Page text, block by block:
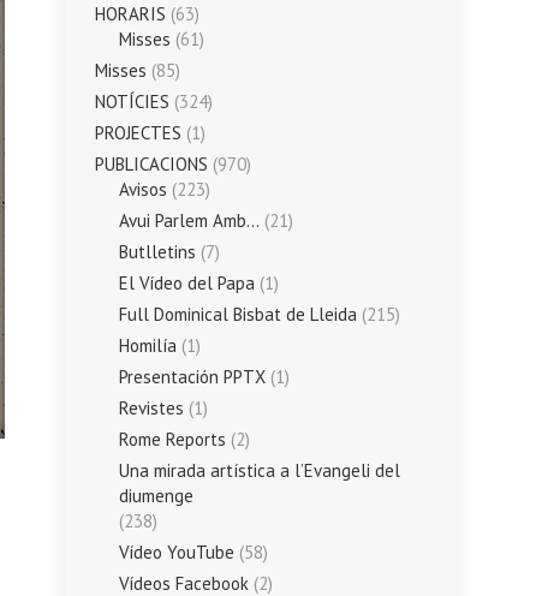
HORARIS (63)
Misses (61)
Misses (85)
NOTÍCIES (324)
PROJECTES (1)
PUBLICACIONS (970)
Avisos (223)
Avui Parlem Amb… (21)
Butlletins (7)
El Vídeo del Papa (1)
Full Dominical Bisbat de Lleida (215)
Homilía (1)
Presentación PPTX (1)
Revistes (1)
Rome Reports (2)
Una mirada artística a l’Evangeli del
diumenge
(238)
Vídeo YouTube (58)
Vídeos Facebook (2)